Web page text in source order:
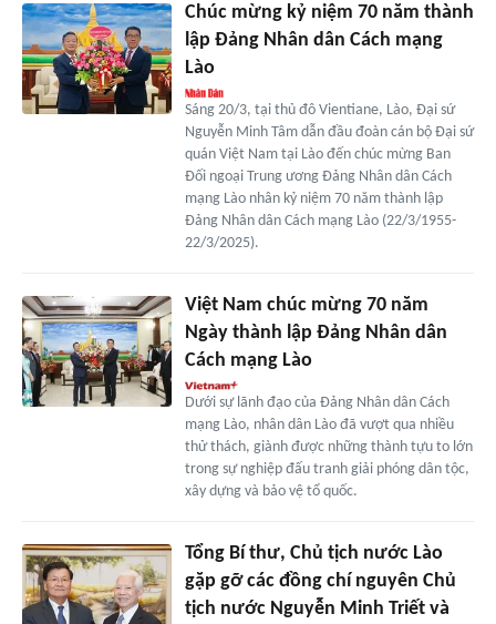
Chúc mừng kỷ niệm 70 năm thành
lập Đảng Nhân dân Cách mạng
Lào
Sáng 20/3, tại thủ đô Vientiane, Lào, Đại sứ
Nguyễn Minh Tâm dẫn đầu đoàn cán bộ Đại sứ
quán Việt Nam tại Lào đến chúc mừng Ban
Đối ngoại Trung ương Đảng Nhân dân Cách
mạng Lào nhân kỷ niệm 70 năm thành lập
Đảng Nhân dân Cách mạng Lào (22/3/1955-
22/3/2025).
Việt Nam chúc mừng 70 năm
Ngày thành lập Đảng Nhân dân
Cách mạng Lào
Dưới sự lãnh đạo của Đảng Nhân dân Cách
mạng Lào, nhân dân Lào đã vượt qua nhiều
thử thách, giành được những thành tựu to lớn
trong sự nghiệp đấu tranh giải phóng dân tộc,
xây dựng và bảo vệ tổ quốc.
Tổng Bí thư, Chủ tịch nước Lào
gặp gỡ các đồng chí nguyên Chủ
tịch nước Nguyễn Minh Triết và